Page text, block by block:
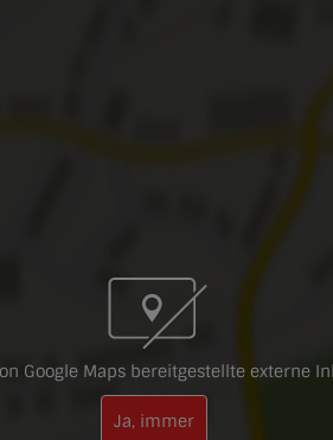
Google Maps bereitgestellte externe
Ja, immer